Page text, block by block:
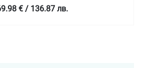
€ / 136.87 лв.